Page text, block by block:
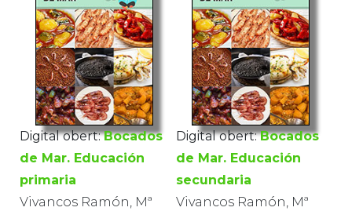
Digital obert: Bocados
de Mar. Educación
primaria
Vivancos Ramón, Mª
Digital obert: Bocados
de Mar. Educación
secundaria
Vivancos Ramón, Mª